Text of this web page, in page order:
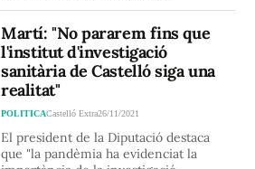
Martí: "No pararem fins que
l'institut d'investigació
sanitària de Castelló siga una
realitat"
POLITICACastelló Extra26/11/2021
El president de la Diputació destaca
que "la pandèmia ha evidenciat la